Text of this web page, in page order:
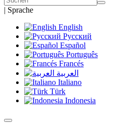
| Sprache
English
Русский
Español
Português
Francés
العربية
Italiano
Türk
Indonesia